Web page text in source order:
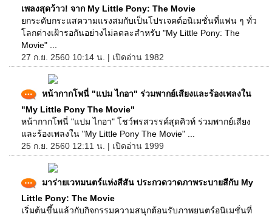
เพลงสุดว้าว! จาก My Little Pony: The Movie
ยกระดับกระแสความแรงสมกับเป็นโปรเจคต์อนิเมชั่นที่แฟน ๆ ทั่ว
โลกต่างเฝ้ารอกันอย่างไม่ลดละสำหรับ "My Little Pony: The
Movie" ...
27 ก.ย. 2560 10:14 น. | เปิดอ่าน 1982
หน้ากากโพนี่ "แปม ไกอา" ร่วมพากย์เสียงและร้องเพลงใน
"My Little Pony The Movie"
หน้ากากโพนี่ "แปม ไกอา" โชว์พรสวรรค์สุดคิวท์ ร่วมพากย์เสียง
และร้องเพลงใน "My Little Pony The Movie" ...
25 ก.ย. 2560 12:11 น. | เปิดอ่าน 1999
มาร่ายเวทมนตร์แห่งสีสัน ประกวดวาดภาพระบายสีกับ My
Little Pony: The Movie
เริ่มต้นขึ้นแล้วกับกิจกรรมความสนุกต้อนรับภาพยนตร์อนิเมชั่นที่